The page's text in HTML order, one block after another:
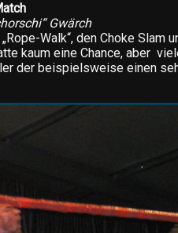
Gwärch
Walk“, den Choke Slam
kaum eine Chance, aber
der beispielsweise einen